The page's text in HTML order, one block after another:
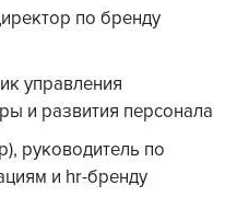
по бренду
управления
и развития персонала
руководитель по
и hr-бренду